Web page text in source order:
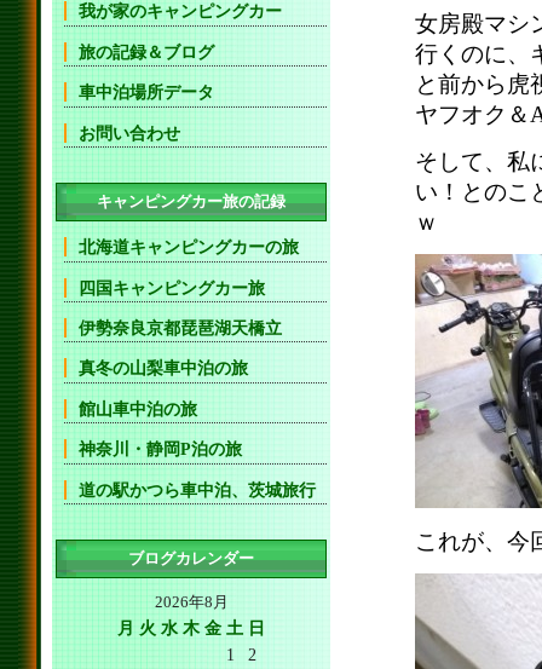
女房殿マシ
行くのに、
と前から虎
ヤフオク＆
そして、私
い！とのこ
ｗ
これが、今
我が家のキャンピングカー
旅の記録＆ブログ
車中泊場所データ
お問い合わせ
キャンピングカー旅の記録
北海道キャンピングカーの旅
四国キャンピングカー旅
伊勢奈良京都琵琶湖天橋立
真冬の山梨車中泊の旅
館山車中泊の旅
神奈川・静岡P泊の旅
道の駅かつら車中泊、茨城旅行
ブログカレンダー
2026年8月
月 火 水 木 金 土 日
1
2